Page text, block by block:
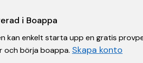
i Boappa
kan enkelt starta upp en gratis
och börja boappa. Skapa konto